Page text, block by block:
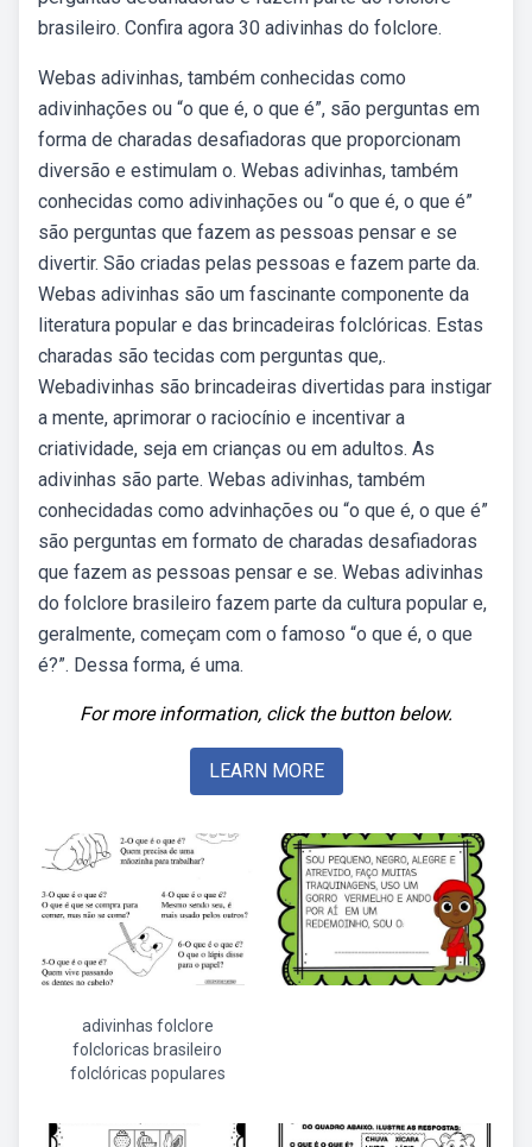
brasileiro. Confira agora 30 adivinhas do folclore.
Webas adivinhas, também conhecidas como
adivinhações ou “o que é, o que é”, são perguntas em
forma de charadas desafiadoras que proporcionam
diversão e estimulam o. Webas adivinhas, também
conhecidas como adivinhações ou “o que é, o que é”
são perguntas que fazem as pessoas pensar e se
divertir. São criadas pelas pessoas e fazem parte da.
Webas adivinhas são um fascinante componente da
literatura popular e das brincadeiras folclóricas. Estas
charadas são tecidas com perguntas que,.
Webadivinhas são brincadeiras divertidas para instigar
a mente, aprimorar o raciocínio e incentivar a
criatividade, seja em crianças ou em adultos. As
adivinhas são parte. Webas adivinhas, também
conhecidadas como advinhações ou “o que é, o que é”
são perguntas em formato de charadas desafiadoras
que fazem as pessoas pensar e se. Webas adivinhas
do folclore brasileiro fazem parte da cultura popular e,
geralmente, começam com o famoso “o que é, o que
é?”. Dessa forma, é uma.
For more information, click the button below.
LEARN MORE
adivinhas folclore
folcloricas brasileiro
folclóricas populares